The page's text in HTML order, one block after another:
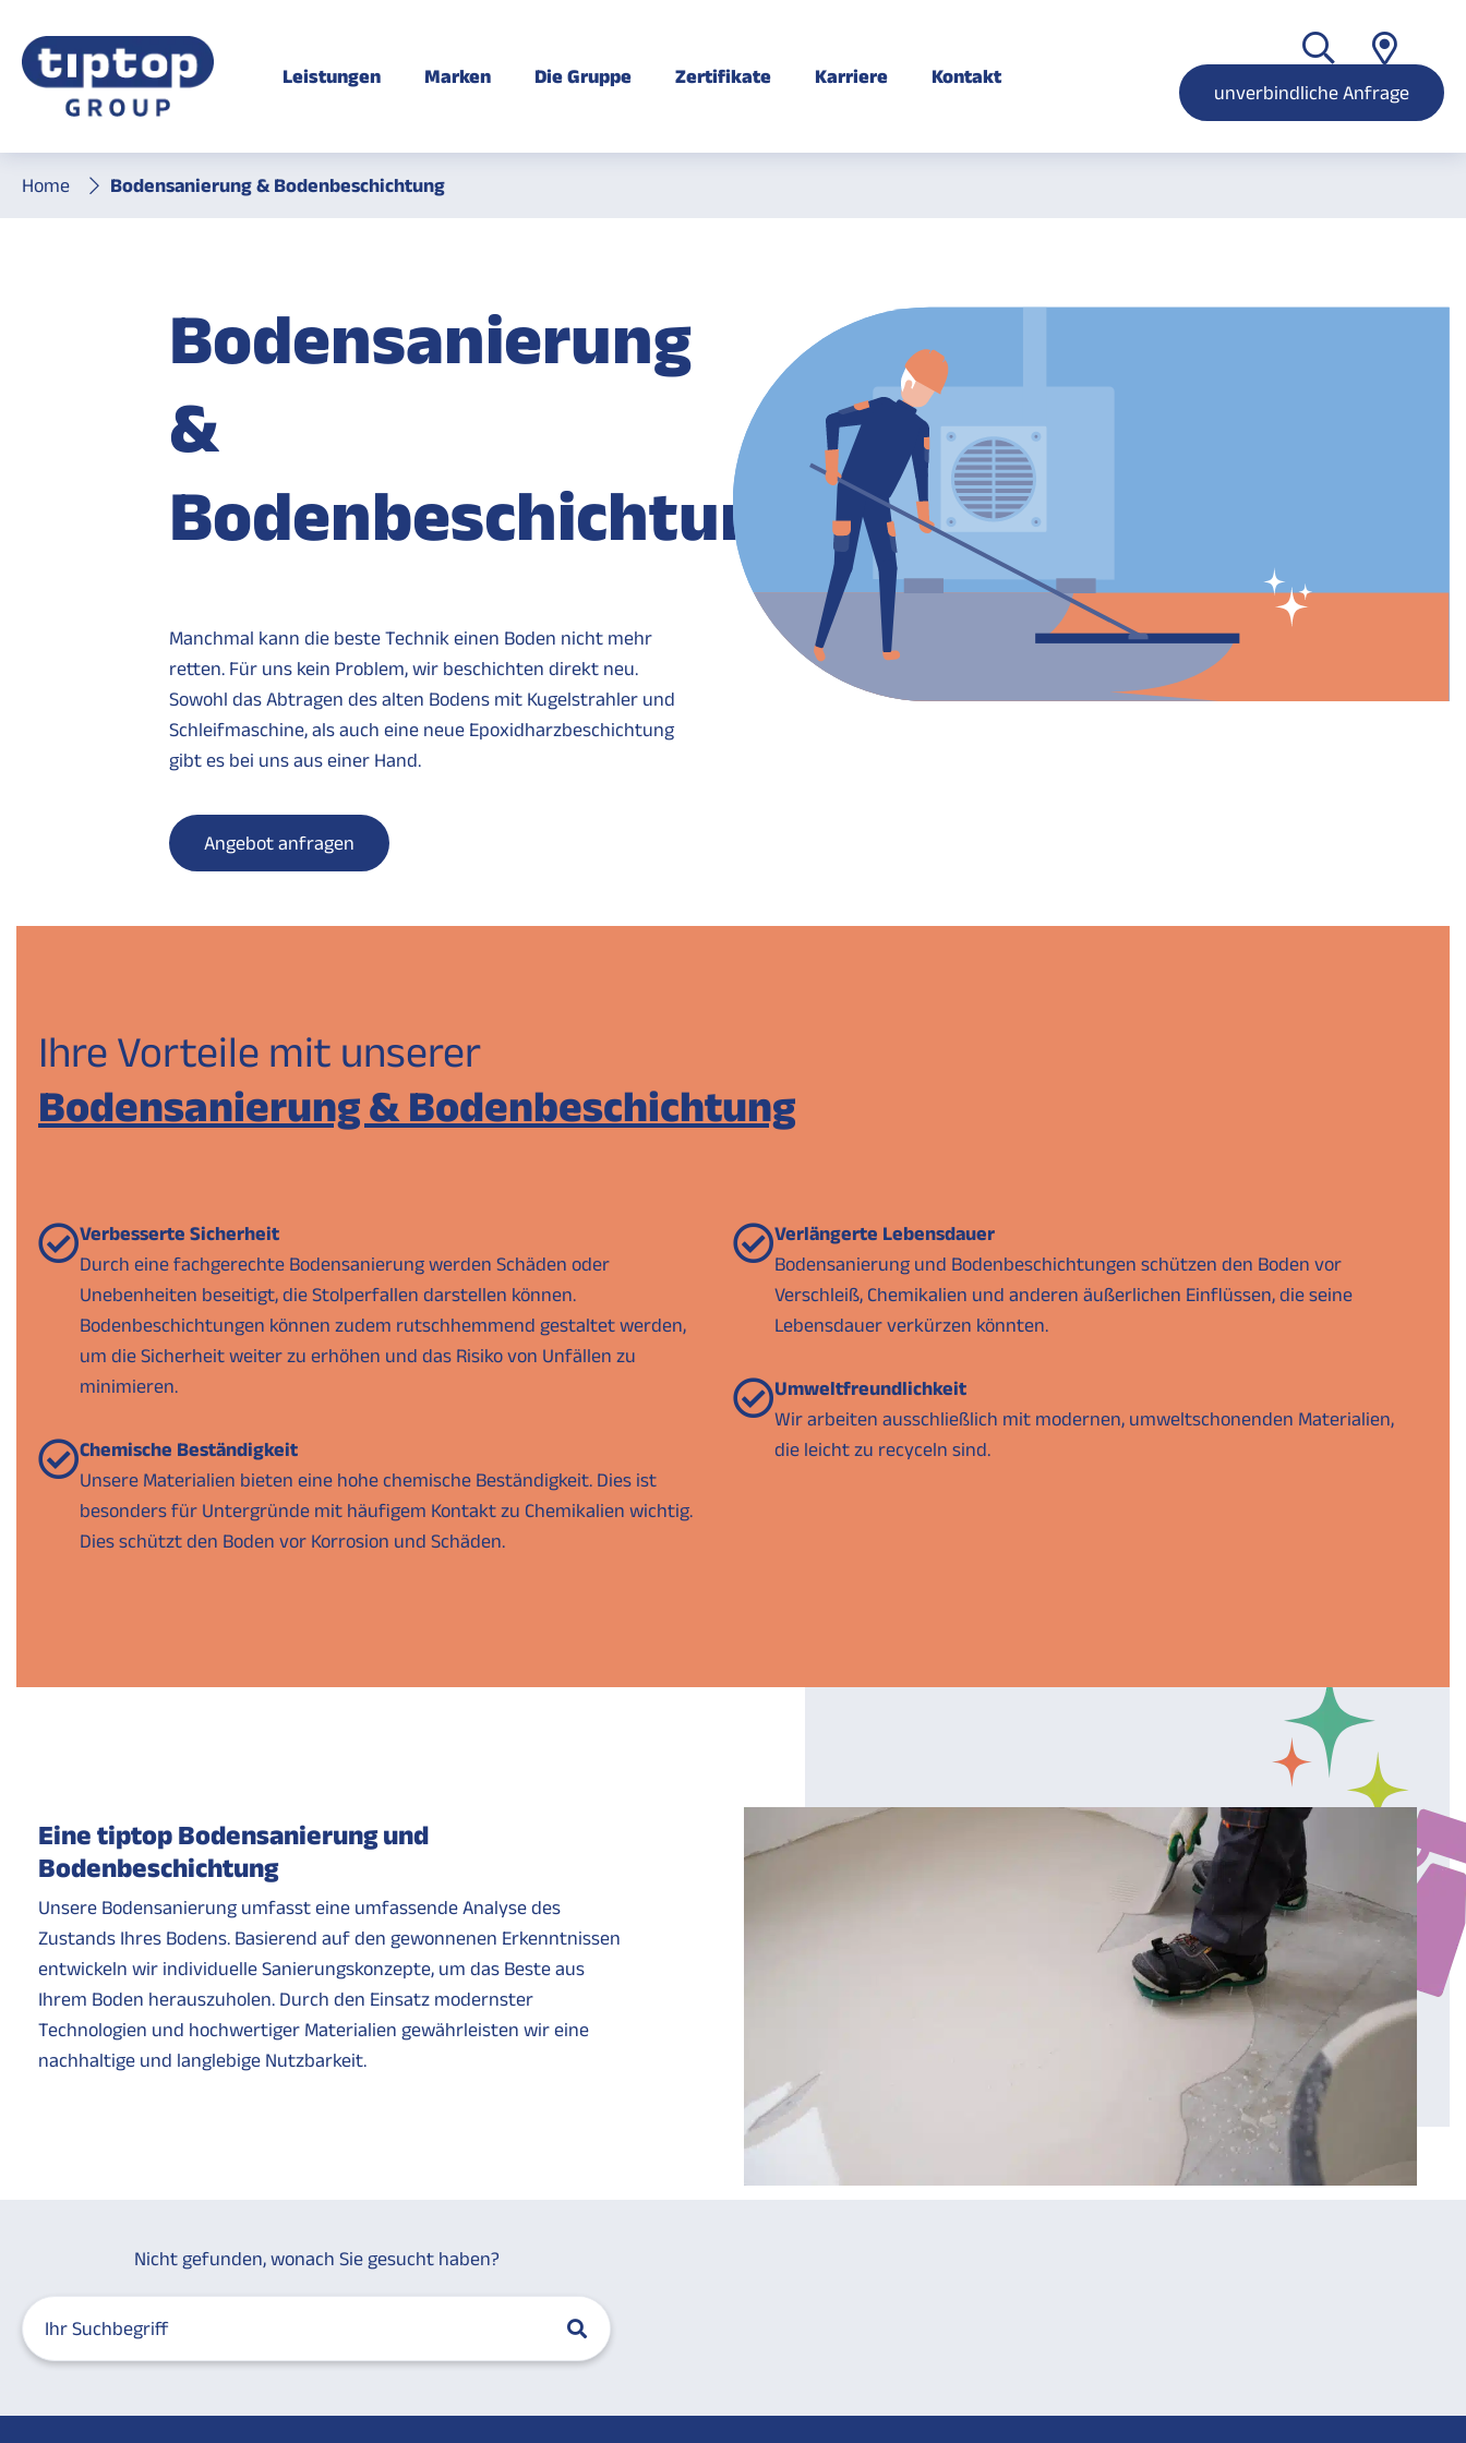
Leistungen Marken Die Gruppe Zertifikate Karriere Kontakt
unverbindliche Anfrage
Home Bodensanierung & Bodenbeschichtung
Bodensanierung
&
Bodenbeschichtung
Manchmal kann die beste Technik einen Boden nicht mehr
retten. Für uns kein Problem, wir beschichten direkt neu.
Sowohl das Abtragen des alten Bodens mit Kugelstrahler und
Schleifmaschine, als auch eine neue Epoxidharzbeschichtung
gibt es bei uns aus einer Hand.
Angebot anfragen
Ihre Vorteile mit unserer
Bodensanierung & Bodenbeschichtung
Verbesserte Sicherheit
Durch eine fachgerechte Bodensanierung werden Schäden oder
Unebenheiten beseitigt, die Stolperfallen darstellen können.
Bodenbeschichtungen können zudem rutschhemmend gestaltet werden,
um die Sicherheit weiter zu erhöhen und das Risiko von Unfällen zu
minimieren.
Chemische Beständigkeit
Unsere Materialien bieten eine hohe chemische Beständigkeit. Dies ist
besonders für Untergründe mit häufigem Kontakt zu Chemikalien wichtig.
Dies schützt den Boden vor Korrosion und Schäden.
Verlängerte Lebensdauer
Bodensanierung und Bodenbeschichtungen schützen den Boden vor
Verschleiß, Chemikalien und anderen äußerlichen Einflüssen, die seine
Lebensdauer verkürzen könnten.
Umweltfreundlichkeit
Wir arbeiten ausschließlich mit modernen, umweltschonenden Materialien,
die leicht zu recyceln sind.
Eine tiptop Bodensanierung und
Bodenbeschichtung
Unsere Bodensanierung umfasst eine umfassende Analyse des
Zustands Ihres Bodens. Basierend auf den gewonnenen Erkenntnissen
entwickeln wir individuelle Sanierungskonzepte, um das Beste aus
Ihrem Boden herauszuholen. Durch den Einsatz modernster
Technologien und hochwertiger Materialien gewährleisten wir eine
nachhaltige und langlebige Nutzbarkeit.
Nicht gefunden, wonach Sie gesucht haben?